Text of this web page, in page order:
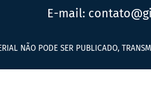
E-mail:
NÃO PODE SER PUBLICADO,